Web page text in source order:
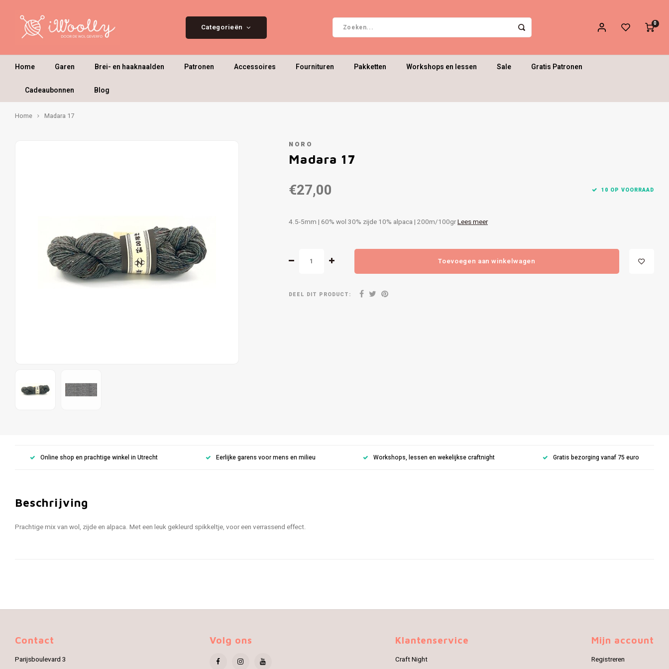
Categorieën 0
Home Garen Brei- en haaknaalden Patronen Accessoires Fournituren Pakketten Workshops en lessen Sale Gratis Patronen
Cadeaubonnen Blog
Home Madara 17
NORO
Madara 17
€27,00 10 OP VOORRAAD
4.5-5mm | 60% wol 30% zijde 10% alpaca | 200m/100grLees meer
Toevoegen aan winkelwagen
DEEL DIT PRODUCT:
Online shop en prachtige winkel in Utrecht Eerlijke garens voor mens en milieu Workshops, lessen en wekelijkse craftnight Gratis bezorging vanaf 75 euro
Beschrijving
Prachtige mix van wol, zijde en alpaca. Met een leuk gekleurd spikkeltje, voor een verrassend effect.
Contact
Parijsboulevard 3
Volg ons Klantenservice
Craft Night
Mijn account
Registreren